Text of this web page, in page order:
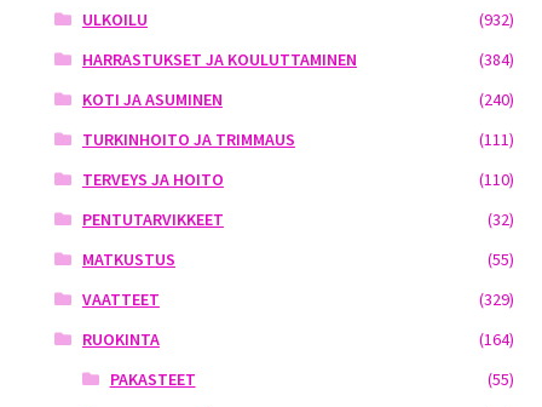
ULKOILU
(932)
HARRASTUKSET JA KOULUTTAMINEN
(384)
KOTI JA ASUMINEN
(240)
TURKINHOITO JA TRIMMAUS
(111)
TERVEYS JA HOITO
(110)
PENTUTARVIKKEET
(32)
MATKUSTUS
(55)
VAATTEET
(329)
RUOKINTA
(164)
PAKASTEET
(55)